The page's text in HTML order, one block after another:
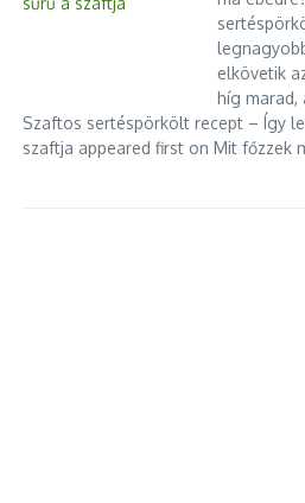
elkövetik
híg marad,
Szaftos sertéspörkölt recept – Így
szaftja appeared first on Mit főzzek